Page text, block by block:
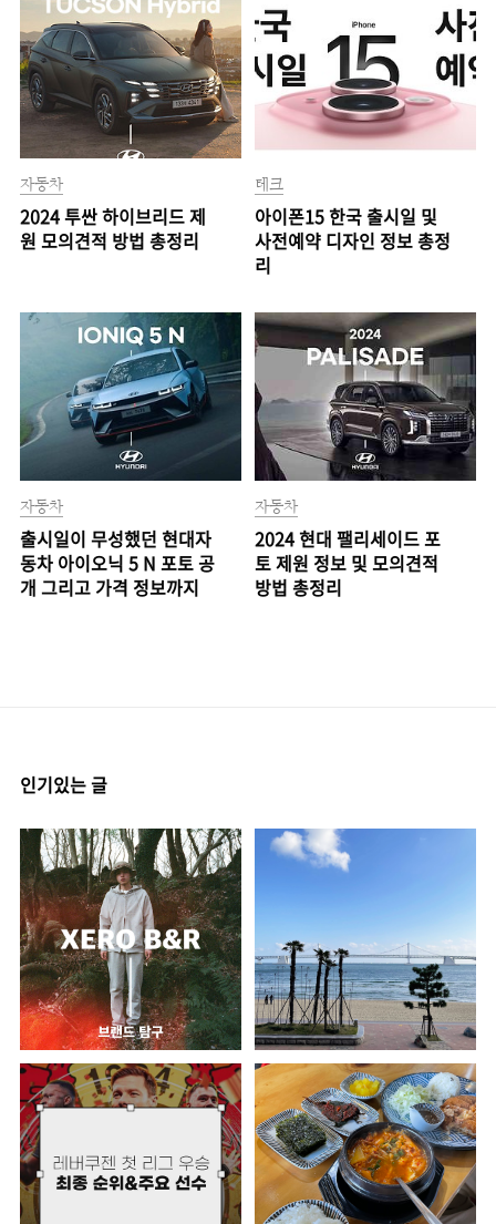
자동차
2024 투싼 하이브리드 제
원 모의견적 방법 총정리
테크
아이폰15 한국 출시일 및
사전예약 디자인 정보 총정
리
자동차
출시일이 무성했던 현대자
동차 아이오닉 5 N 포토 공
개 그리고 가격 정보까지
자동차
2024 현대 팰리세이드 포
토 제원 정보 및 모의견적
방법 총정리
인기있는 글